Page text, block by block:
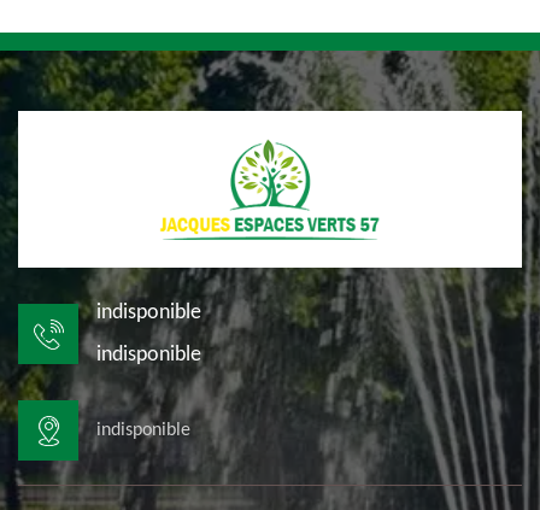
indisponible
indisponible
indisponible